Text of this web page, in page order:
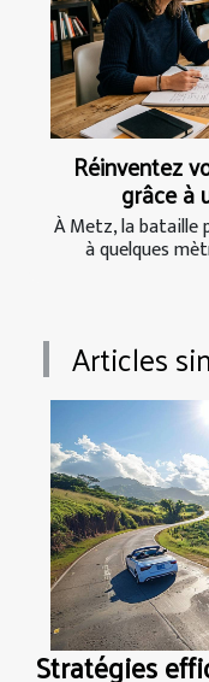
Réinventez
grâce à
À Metz, la bataille
à quelques
Articles
Stratégies